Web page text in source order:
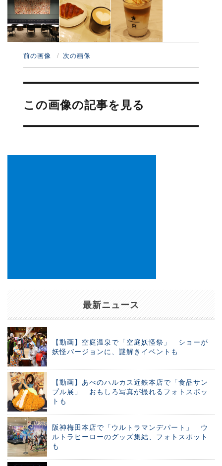
前の画像 次の画像
投
ナ
ビ
ー
この画像の記事を見る
最新ニュース
【動画】空庭温泉で「空庭妖怪祭」 ショーが
妖怪バージョンに、謎解きイベントも
【動画】あべのハルカス近鉄本店で「食品サン
プル展」 おもしろ写真が撮れるフォトスポッ
トも
阪神梅田本店で「ウルトラマンデパート」 ウ
ルトラヒーローのグッズ集結、フォトスポット
も